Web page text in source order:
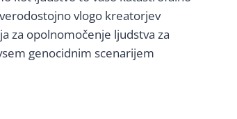
vlogo kreatorjev
za opolnomočenje ljudstva za
genocidnim scenarijem